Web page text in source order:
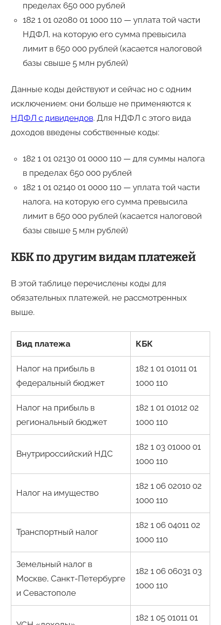
пределах 650 000 рублей
182 1 01 02080 01 1000 110 — уплата той части
НДФЛ, на которую его сумма превысила
лимит в 650 000 рублей (касается налоговой
базы свыше 5 млн рублей)
Данные коды действуют и сейчас но с одним
исключением: они больше не применяются к
НДФЛ с дивидендов. Для НДФЛ с этого вида
доходов введены собственные коды:
182 1 01 02130 01 0000 110 — для суммы налога
в пределах 650 000 рублей
182 1 01 02140 01 0000 110 — уплата той части
налога, на которую его сумма превысила
лимит в 650 000 рублей (касается налоговой
базы свыше 5 млн рублей)
КБК по другим видам платежей
В этой таблице перечислены коды для
обязательных платежей, не рассмотренных
выше.
Вид платежа КБК
Налог на прибыль в
федеральный бюджет
182 1 01 01011 01
1000 110
Налог на прибыль в
региональный бюджет
182 1 01 01012 02
1000 110
Внутрироссийский НДС
182 1 03 01000 01
1000 110
Налог на имущество
182 1 06 02010 02
1000 110
Транспортный налог
182 1 06 04011 02
1000 110
Земельный налог в
Москве, Санкт-Петербурге
и Севастополе
182 1 06 06031 03
1000 110
182 1 05 01011 01